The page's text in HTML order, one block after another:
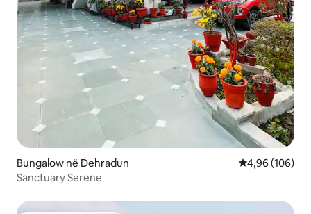
Bungalow në Dehradun Vlerësimi
4,96 (106)
Sanctuary Serene